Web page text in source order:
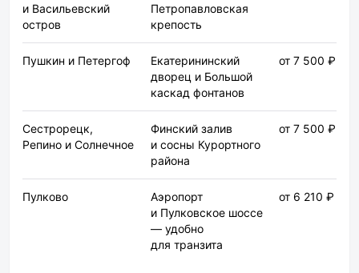
и Васильевский
остров
Петропавловская
крепость
Пушкин и Петергоф
Екатерининский
дворец и Большой
каскад фонтанов
от 7 500 ₽
Сестрорецк,
Репино и Солнечное
Финский залив
и сосны Курортного
района
от 7 500 ₽
Пулково
Аэропорт
и Пулковское шоссе
— удобно
для транзита
от 6 210 ₽